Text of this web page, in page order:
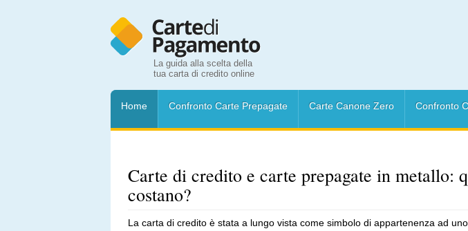
La guida alla scelta della
tua carta di credito online
Home Confronto Carte Prepagate Carte Canone Zero Confronto
Carte di credito e carte prepagate in metallo:
costano?
La carta di credito è stata a lungo vista come simbolo di appartenenza ad